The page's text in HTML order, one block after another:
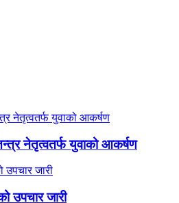
नेतृत्वतर्फ युवाको आकर्षण
उपचार जारी